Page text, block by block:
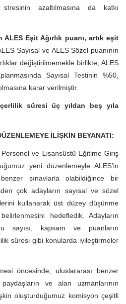
azaltılmasına da katkı
ALES Eşit Ağırlık puanı, artık eşit
Sayısal ve ALES Sözel puanının
değiştirilmemekle birlikte, ALES
Sayısal Testinin %50,
karar verilmiştir.
süresi üç yıldan beş yıla
İLİŞKİN BEYANATI:
ve Lisansüstü Eğitime Giriş
yeni düzenlemeyle ALES’in
benzer sınavlarla olabildiğince bir
çok adayların sayısal ve sözel
kullanarak üst düzey düşünme
hedefledik. Adayların
sayısı, kapsam ve puanların
süresi gibi konularda iyileştirmeler
öncesinde, uluslararası benzer
ve alan uzmanlarının
oluşturduğumuz komisyon çeşitli